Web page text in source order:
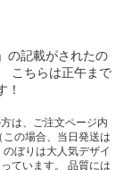
の記載がされたの
こちらは正午まで
！
は、ご注文ページ内
の場合、当日発送は
ぼりは大人気デザイ
ています。 品質には